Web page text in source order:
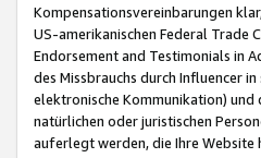
Kompensationsvereinbarungen
US-amerikanischen Federal Trade
Endorsement and Testimonials in
des Missbrauchs durch Influencer
elektronische Kommunikation) und
natürlichen oder juristischen
auferlegt werden, die Ihre Website